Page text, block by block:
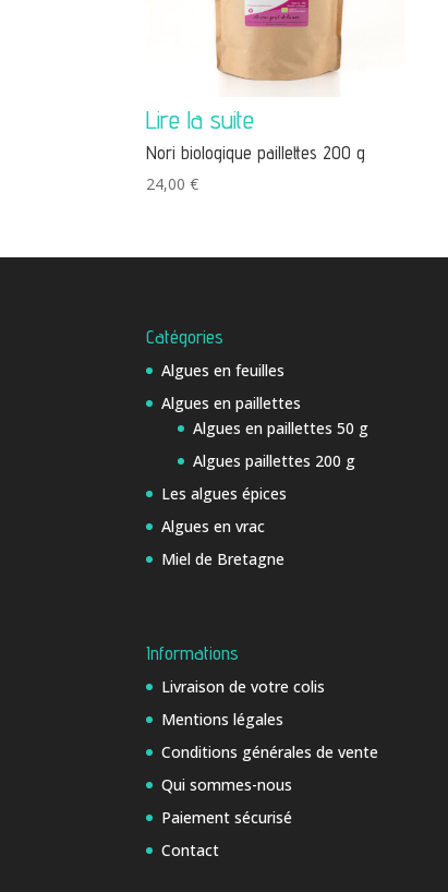
Nori biologique paillettes 200 g
24,00€
Catégories
Algues en feuilles
Algues en paillettes
Algues en paillettes 50 g
Algues paillettes 200 g
Les algues épices
Algues en vrac
Miel de Bretagne
Informations
Livraison de votre colis
Mentions légales
Conditions générales de vente
Qui sommes-nous
Paiement sécurisé
Contact